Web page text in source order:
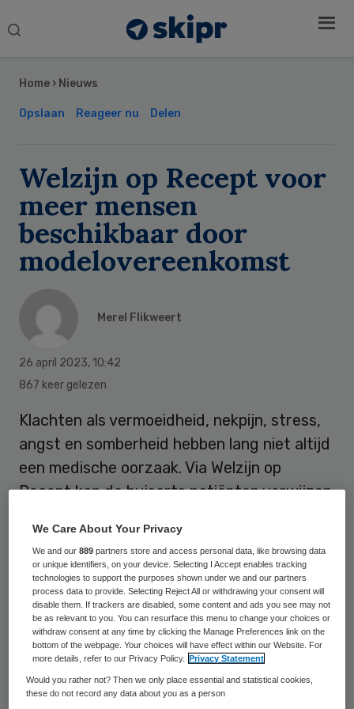
Search
Home › Nieuws
Opslaan Reageer nu Delen
Welzijn op Recept voor
meer mensen
beschikbaar door
modelovereenkomst
Merel Flikweert
26 april 2023, 10:42
867 keer gelezen
Klachten als vermoeidheid, nekpijn, stress,
angst en somberheid hebben lang niet altijd
een medische oorzaak. Via Welzijn op
Recept kan de huisarts patiënten verwijzen
gericht verder kan helpen.
De modelovereenkomst regionale inkoop
gaat gemeenten, huisartsen en
zorgverzekeraars helpen bij het maken van
afspraken rond Welzijn op Recept.
Sidebar
We Care About Your Privacy
We and our889 partners store and access personal data, like browsing data
or unique identifiers, on your device. Selecting I Accept enables tracking
technologies to support the purposes shown under we and our partners
process data to provide. Selecting Reject All or withdrawing your consent will
disable them. If trackers are disabled, some content and ads you see may not
be as relevant to you. You can resurface this menu to change your choices or
withdraw consent at any time by clicking the Manage Preferences link on the
bottom of the webpage. Your choices will have effect within our Website. For
more details, refer to our Privacy Policy.
Privacy Statement
Would you rather not? Then we only place essential and statistical cookies,
these do not record any data about you as a person